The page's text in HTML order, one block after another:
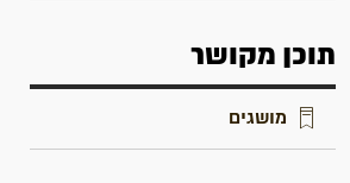
תוכן מקושר
מושגים